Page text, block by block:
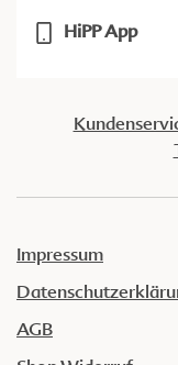
HiPP App
Impressum
AGB